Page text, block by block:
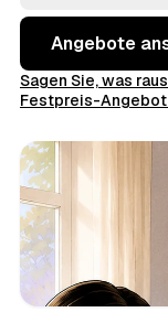
Angebote
Sagen Sie, was
Festpreis-